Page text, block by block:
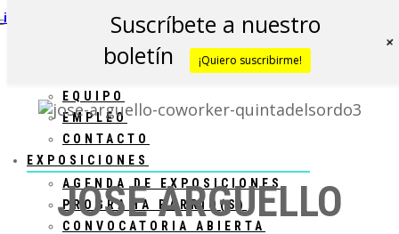
EQUIPO
EMPLEO
CONTACTO
EXPOSICIONES
AGENDA DE EXPOSICIONES
PROGRAMA BARRIO(S)
CONVOCATORIA ABIERTA
JOSE ARGUELLO
Suscríbete a nuestro
boletín
¡Quiero suscribirme!